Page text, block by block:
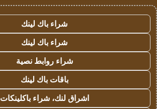
شراء باك لينك
شراء باك لينك
شراء روابط نصية
باقات باك لينك
اشراق لنك، شراء باكلينكات